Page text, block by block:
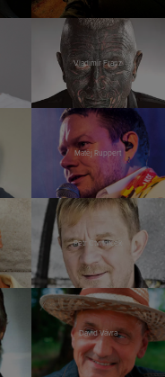
Vladimír Franz
Matěj Ruppert
Petr Čtvrtníček
David Vávra